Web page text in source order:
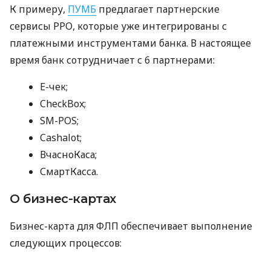
К примеру, ПУМБ предлагает партнерские
сервисы РРО, которые уже интегрированы с
платежными инструментами банка. В настоящее
время банк сотрудничает с 6 партнерами:
E-чек;
CheckBox;
SM-POS;
Cashalot;
ВчасноКаса;
СмартКасса.
О бизнес-картах
Бизнес-карта для ФЛП обеспечивает выполнение
следующих процессов: